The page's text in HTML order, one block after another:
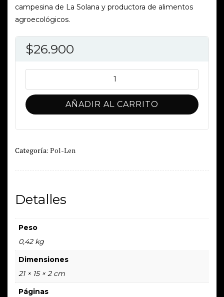
campesina de La Solana y productora de alimentos
agroecológicos.
$26.900
-
Relatos
de
pequeña
AÑADIR AL CARRITO
Categoría: Pol-Len
Detalles
Peso
0,42 kg
Dimensiones
21 × 15 × 2 cm
Páginas